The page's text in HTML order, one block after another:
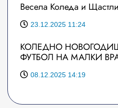
Весела Коледа и
23.12.2025 11:24
КОЛЕДНО
ФУТБОЛ НА МАЛКИ
08.12.2025 14:19